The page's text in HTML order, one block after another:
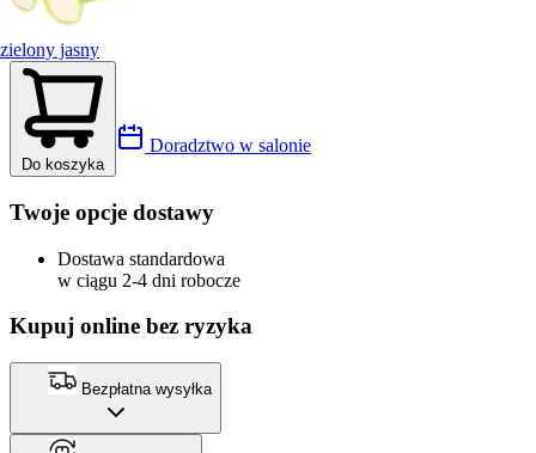
zielony jasny
Do koszyka
Doradztwo w salonie
Twoje opcje dostawy
Dostawa standardowa
w ciągu 2-4 dni robocze
Kupuj online bez ryzyka
Bezpłatna wysyłka